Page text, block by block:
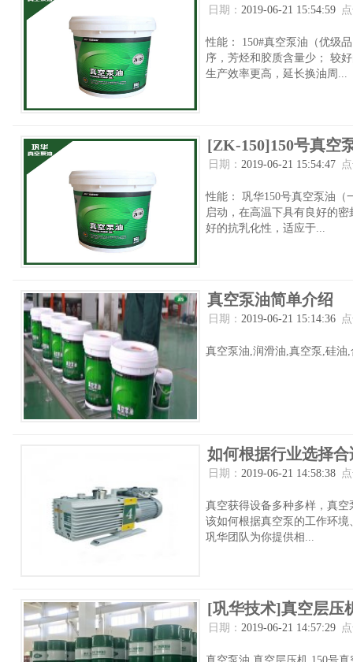
日期： 2019-06-21 15:54:59
性能： 150#真空泵油（优级
序，芳烃和胶质含量少； 较
生产效率更高，延长换油周...
[ZK-150]150号真空
日期： 2019-06-21 15:54:47
性能： 巩华150号真空泵油（
启动，在高温下具有良好的
好的抗乳化性，适应于...
真空泵油简单介绍
日期： 2019-06-21 15:14:36
真空泵油,润滑油,真空泵,硅油
如何根据行业选择
日期： 2019-06-21 14:58:38
真空获得设备多种多样，真
该如何根据真空泵的工作环
巩华团队为你提供相...
[巩华技术]真空层压
日期： 2019-06-21 14:57:29